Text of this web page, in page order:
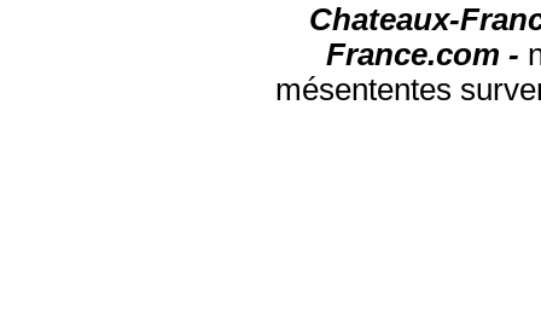
Chateaux-
France.com -
mésententes